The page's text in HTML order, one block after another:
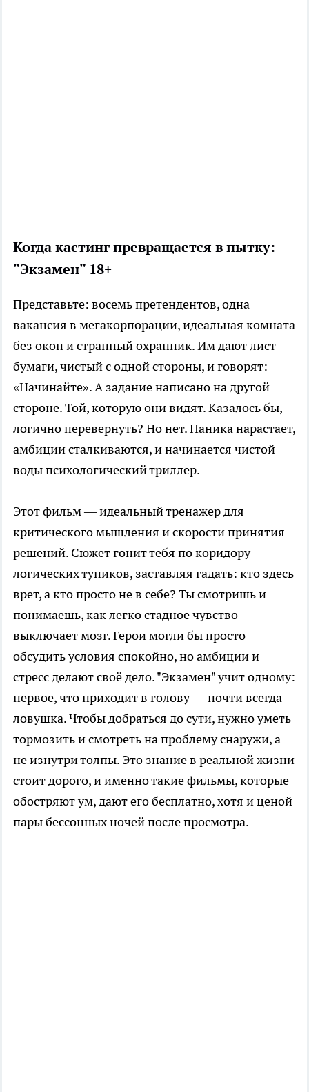
Когда кастинг превращается в пытку:
"Экзамен" 18+
Представьте: восемь претендентов, одна
вакансия в мегакорпорации, идеальная комната
без окон и странный охранник. Им дают лист
бумаги, чистый с одной стороны, и говорят:
«Начинайте». А задание написано на другой
стороне. Той, которую они видят. Казалось бы,
логично перевернуть? Но нет. Паника нарастает,
амбиции сталкиваются, и начинается чистой
воды психологический триллер.
Этот фильм — идеальный тренажер для
критического мышления и скорости принятия
решений. Сюжет гонит тебя по коридору
логических тупиков, заставляя гадать: кто здесь
врет, а кто просто не в себе? Ты смотришь и
понимаешь, как легко стадное чувство
выключает мозг. Герои могли бы просто
обсудить условия спокойно, но амбиции и
стресс делают своё дело. "Экзамен" учит одному:
первое, что приходит в голову — почти всегда
ловушка. Чтобы добраться до сути, нужно уметь
тормозить и смотреть на проблему снаружи, а
не изнутри толпы. Это знание в реальной жизни
стоит дорого, и именно такие фильмы, которые
обостряют ум, дают его бесплатно, хотя и ценой
пары бессонных ночей после просмотра.